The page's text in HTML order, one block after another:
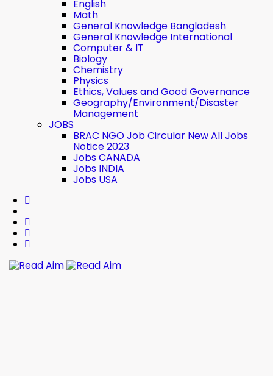
English
Math
General Knowledge Bangladesh
General Knowledge International
Computer & IT
Biology
Chemistry
Physics
Ethics, Values ​​and Good Governance
Geography/Environment/Disaster
Management
JOBS
BRAC NGO Job Circular New All Jobs
Notice 2023
Jobs CANADA
Jobs INDIA
Jobs USA
Read Aim